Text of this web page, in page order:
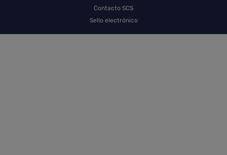
Contacto SCS
Sello electrónico